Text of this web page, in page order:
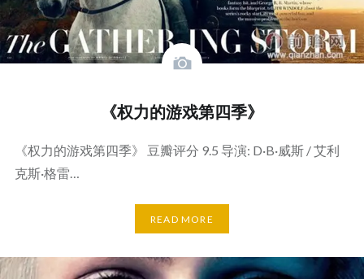
《权力的游戏第四季》
《权力的游戏第四季》 豆瓣评分 9.5 导演: D·B·威斯 / 艾利
克斯·格雷…
READ MORE